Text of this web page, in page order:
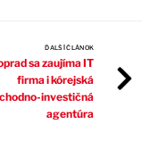
ĎALŠÍ ČLÁNOK
sa zaujíma IT
firma i kórejská
investičná
agentúra